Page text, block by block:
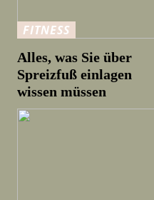
FITNESS
Alles, was Sie über
Spreizfuß einlagen
wissen müssen